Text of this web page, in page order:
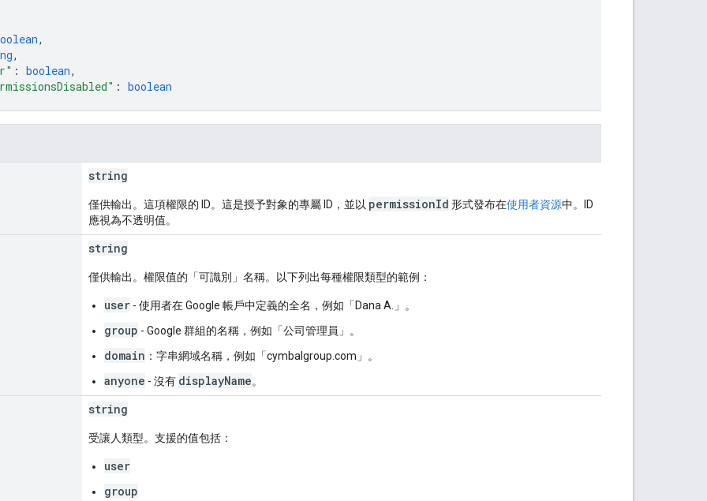
,
,
: boolean,
: boolean
string
僅供輸出。這項權限的 ID。這是授予對象的專屬 ID，並以 permissionId 形式發布在使用者資源中。ID
應視為不透明值。
string
僅供輸出。權限值的「可識別」名稱。以下列出每種權限類型的範例：
user - 使用者在 Google 帳戶中定義的全名，例如「Dana A.」。
group - Google 群組的名稱，例如「公司管理員」。
domain ：字串網域名稱，例如「cymbalgroup.com」。
anyone - 沒有 displayName。
string
受讓人類型。支援的值包括：
user
group